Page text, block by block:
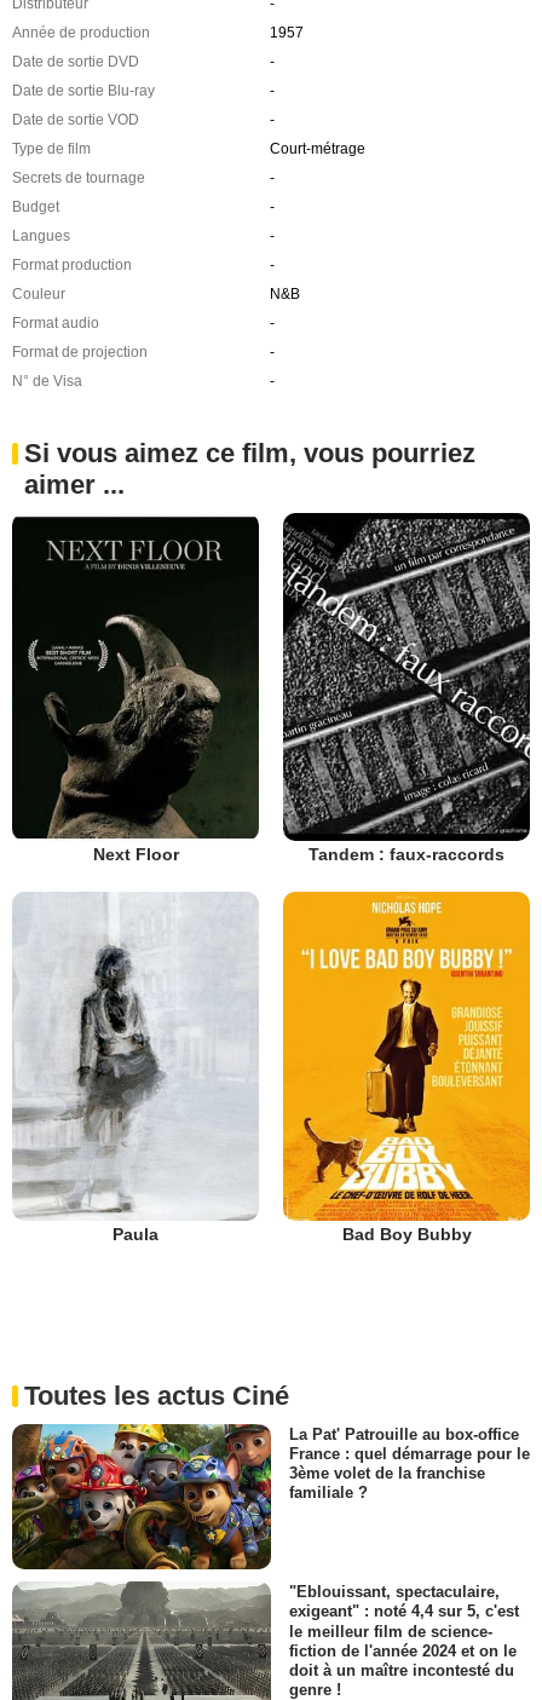
Année de production
1957
Date de sortie DVD
-
Date de sortie Blu-ray
-
Date de sortie VOD
-
Type de film
Court-métrage
Secrets de tournage
-
Budget
-
Langues
-
Format production
-
Couleur
N&B
Format audio
-
Format de projection
-
N° de Visa
-
Si vous aimez ce film, vous pourriez
aimer ...
Next Floor Tandem : faux-raccords
Paula Bad Boy Bubby
Toutes les actus Ciné
La Pat' Patrouille au box-office
France : quel démarrage pour le
3ème volet de la franchise
familiale ?
"Eblouissant, spectaculaire,
exigeant" : noté 4,4 sur 5, c'est
le meilleur film de science-
fiction de l'année 2024 et on le
doit à un maître incontesté du
genre !